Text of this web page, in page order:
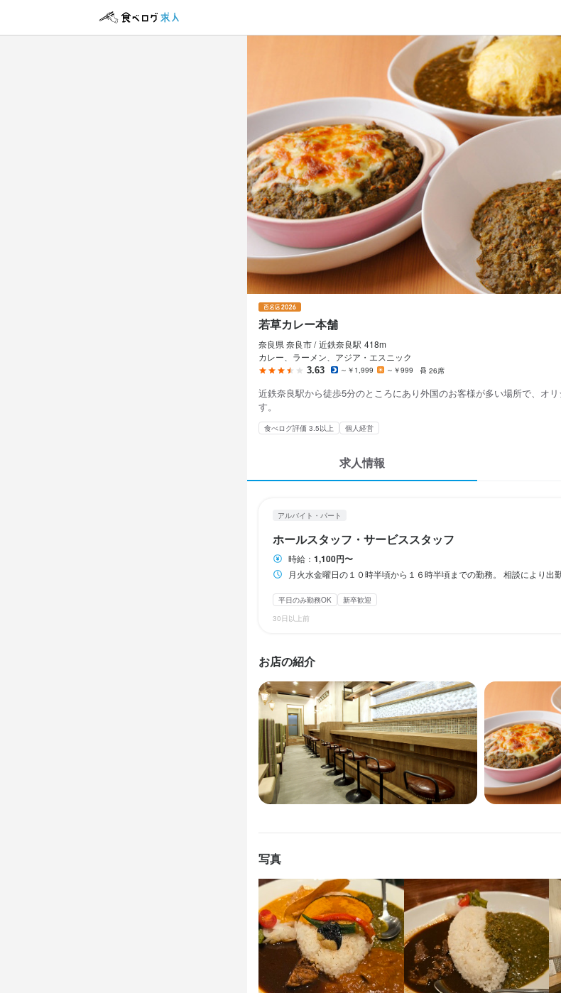
若草カレー本舗
奈良県 奈良市 / 近鉄奈良駅 418m
カレー、ラーメン、アジア・エスニック
3.63 ～￥1,999 ～￥999 26席
近鉄奈良駅から徒歩5分のところにあり外国のお客様が多い場所で、オ
す。
食べログ評価 3.5以上 個人経営
求人情報
アルバイト・パート
ホールスタッフ・サービススタッフ
時給： 1,100円〜
月火水金曜日の１０時半頃から１６時半頃までの勤務。 相談により出勤曜日や時間
平日のみ勤務OK
新卒歓迎
30日以上前
お店の紹介
写真
アルバイト・パート 若草カレー本舗
ホールスタッフ・サービススタッフ
ホールスタッフ・サービススタッフ
1週間
給与補足
交通費支給
勤務時間
月火水金曜日の１０時半頃から１６時半頃までの勤務。
ランチタイムのみ勤務OK
休日・休暇
木曜日
平日のみ勤務OK(土日休み)
・労災保険・雇用保険あり
まかない・食事補助あり 社会保険完備 制服貸与 社員登用制度あり バイク通勤
特徴
学歴不問 未経験者歓迎 独立希望者歓迎 新卒歓迎 第二新卒歓迎 Uターン・Iタ